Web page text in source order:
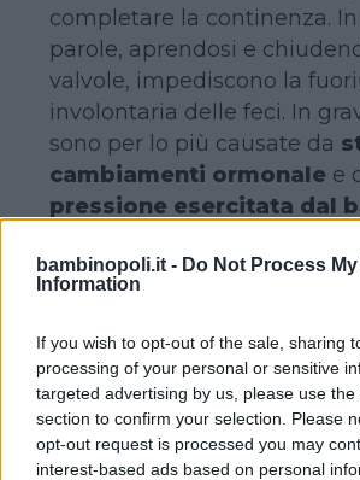
bambinopoli.it - Do Not Process
Information
If you wish to opt-out of the sale, sharing
processing of your personal or sensitive
targeted advertising by us, please use
section to confirm your selection. Please
opt-out request is processed you may
interest-based ads based on personal
completare la continenza.
parole, aprendosi e
valvole, impediscono la
involontaria delle feci. In
sono per lo più causate da
cambiamenti ormonale e
pressione esercitata dal
Dal momento che l’uso di
particolare quelli a base di
sconsigliato, é importante,
impedirne la comparsa
alleviarne i sintomi poi,
l’alimentazione
ricchi di fibre (frutta e